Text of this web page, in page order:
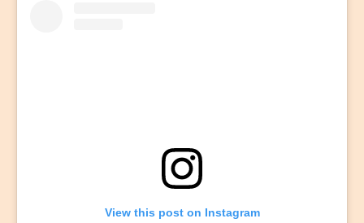
View this post on Instagram